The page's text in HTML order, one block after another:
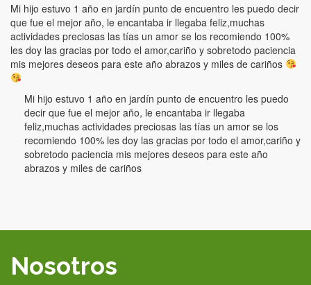
Mi hijo estuvo 1 año en jardín punto de encuentro les puedo decir
que fue el mejor año, le encantaba ir llegaba feliz,muchas
actividades preciosas las tías un amor se los recomiendo 100%
les doy las gracias por todo el amor,cariño y sobretodo paciencia
mis mejores deseos para este año abrazos y miles de cariños
Mi hijo estuvo 1 año en jardín punto de encuentro les puedo
decir que fue el mejor año, le encantaba ir llegaba
feliz,muchas actividades preciosas las tías un amor se los
recomiendo 100% les doy las gracias por todo el amor,cariño y
sobretodo paciencia mis mejores deseos para este año
abrazos y miles de cariños
Nosotros